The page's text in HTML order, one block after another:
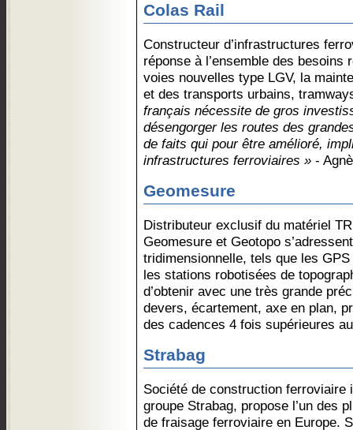
Colas Rail
Constructeur d’infrastructures
réponse à l’ensemble des
voies nouvelles type LGV, la
et des transports urbains,
français nécessite de gros
désengorger les routes des
de faits qui pour être amélioré,
infrastructures ferroviaires » -
Geomesure
Distributeur exclusif du matériel
Geomesure et Geotopo
tridimensionnelle, tels que les
les stations robotisées de
d’obtenir avec une très grande
devers, écartement, axe en plan,
des cadences 4 fois supérieures
Strabag
Société de construction ferroviaire
groupe Strabag, propose l’un des
de fraisage ferroviaire en Europe.